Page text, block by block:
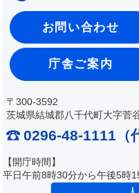
お問い合わせ
庁舎ご案内
〒300-3592
茨城県結城郡八千代町大字菅
0296-48-1111（
【開庁時間】
平日午前8時30分から午後5時